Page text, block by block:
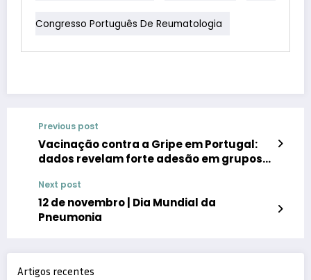
Congresso Português De Reumatologia
Previous post
Vacinação contra a Gripe em Portugal:
dados revelam forte adesão em grupos
recomendação médica
Next post
12 de novembro | Dia Mundial da
Pneumonia
Artigos recentes